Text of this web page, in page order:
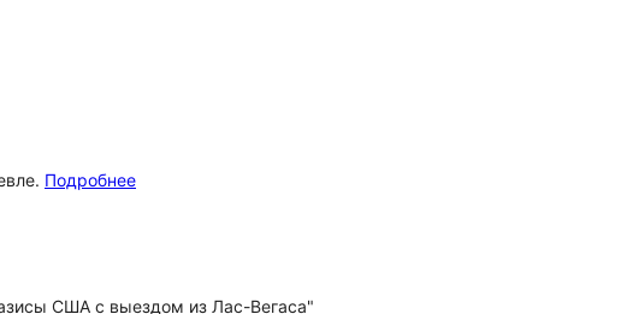
Подробнее